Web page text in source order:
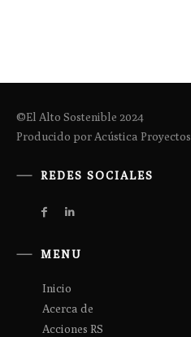
©El Alto Sostenible 2024
Producido por Acústica Proyectos
REDES SOCIALES
MENU
Inicio
Acerca de
Acciones RS